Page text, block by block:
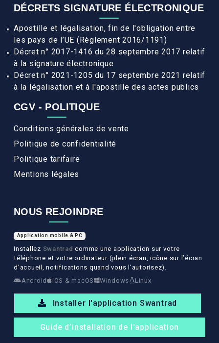
DÉCRETS SIGNATURE ÉLECTRONIQUE
Apostille et légalisation, fin de l'obligation entre
les pays de l’UE (Règlement 2016/1191)
Décret n° 2017-1416 du 28 septembre 2017 relatif
à la signature électronique
Décret n° 2021-1205 du 17 septembre 2021 relatif
à la légalisation et à l'apostille des actes publics
CGV - POLITIQUE
Conditions générales de vente
Politique de confidentialité
Politique tarifaire
Mentions légales
NOUS REJOINDRE
Application mobile & PC
Installez Swantrad comme une application sur votre
téléphone et votre ordinateur (plein écran, icône sur l’écran
d’accueil, notifications quand vous l’autorisez).
Android
iOS & macOS Windows Linux
Installer l'application Swantrad
Guide d’installation de l'application